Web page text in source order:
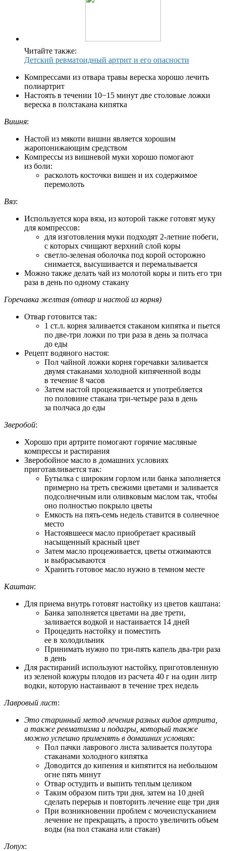
Читайте также:
Детский ревматоидный артрит и его опасности
Компрессами из отвара травы вереска хорошо лечить
полиартрит
Настоять в течении 10−15 минут две столовые ложки
вереска в полстакана кипятка
Вишня:
Настой из мякоти вишни является хорошим
жаропонижающим средством
Компрессы из вишневой муки хорошо помогают
из боли:
расколоть косточки вишен и их содержимое
перемолоть
Вяз:
Используется кора вяза, из которой также готовят муку
для компрессов:
для изготовления муки подходят 2-летние побеги,
с которых счищают верхний слой коры
светло-зеленая оболочка под корой осторожно
снимается, высушивается и перемалывается
Можно также делать чай из молотой коры и пить его три
раза в день по одному стакану
Горечавка желтая (отвар и настой из корня)
Отвар готовится так:
1 ст.л. корня заливается стаканом кипятка и пьется
по две-три ложки по три раза в день за полчаса
до еды
Рецепт водяного настоя:
Пол чайной ложки корня горечавки заливается
двумя стаканами холодной кипяченной воды
в течение 8 часов
Затем настой процеживается и употребляется
по половине стакана три-четыре раза в день
за полчаса до еды
Зверобой:
Хорошо при артрите помогают горячие масляные
компрессы и растирания
Зверобойное масло в домашних условиях
приготавливается так:
Бутылка с широким горлом или банка заполняется
примерно на треть свежими цветами и заливается
подсолнечным или оливковым маслом так, чтобы
оно полностью покрыло цветы
Емкость на пять-семь недель ставится в солнечное
место
Настоявшееся масло приобретает красивый
насыщенный красный цвет
Затем масло процеживается, цветы отжимаются
и выбрасываются
Хранить готовое масло нужно в темном месте
Каштан:
Для приема внутрь готовят настойку из цветов каштана:
Банка заполняется цветами на две трети,
заливается водкой и настаивается 14 дней
Процедить настойку и поместить
ее в холодильник
Принимать нужно по три-пять капель два-три раза
в день
Для растираний используют настойку, приготовленную
из зеленой кожуры плодов из расчета 40 г на один литр
водки, которую настаивают в течение трех недель
Лавровый лист:
Это старинный метод лечения разных видов артрита,
а также ревматизма и подагры, который также
можно успешно применять в домашних условиях:
Пол пачки лаврового листа заливается полутора
стаканами холодного кипятка
Доводится до кипения и кипятится на небольшом
огне пять минут
Отвар остудить и выпить теплым целиком
Таким образом пить три дня, затем на 10 дней
сделать перерыв и повторить лечение еще три дня
При возникновении проблем с мочеиспусканием
лечение не прекращать, а просто увеличить объем
воды (на пол стакана или стакан)
Лопух: